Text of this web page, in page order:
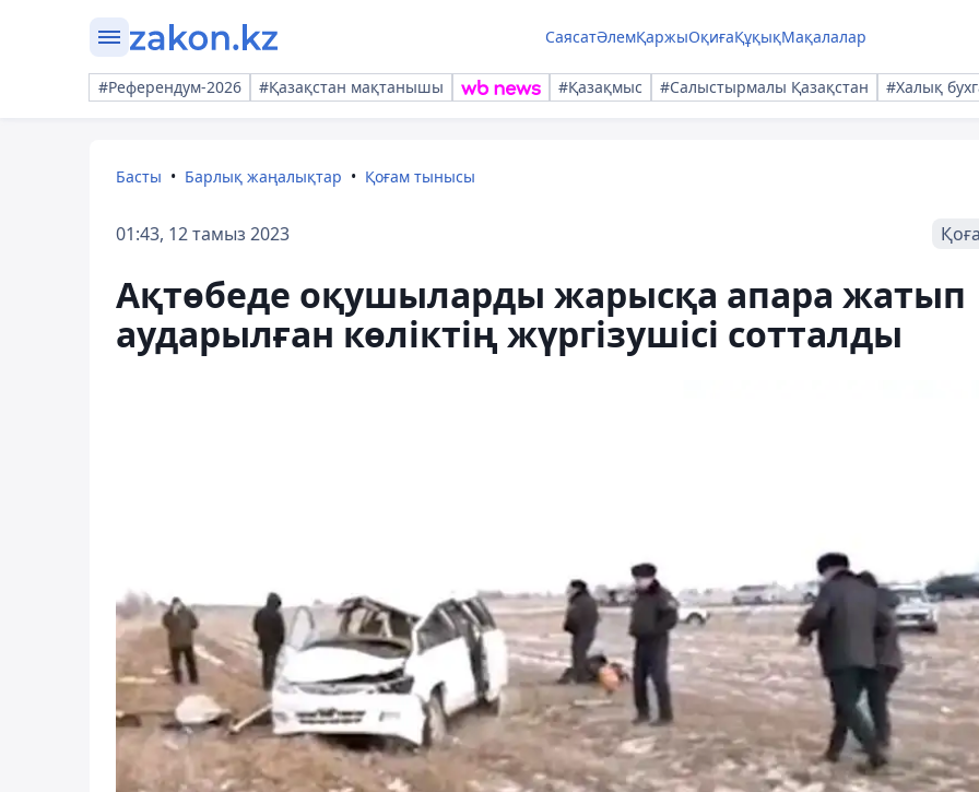
СаясатӘлемҚаржыОқиғаҚұқықМақалалар
#Референдум-2026 #Қазақстан мақтанышы #Қазақмыс #Салыстырмалы Қазақстан #Халық
Басты Барлық жаңалықтар Қоғам тынысы
01:43, 12 тамыз 2023
Ақтөбеде оқушыларды жарысқа апара жатып
аударылған көліктің жүргізушісі сотталды